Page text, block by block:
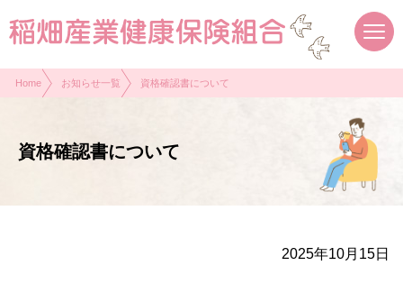
Home お知らせ一覧 資格確認書について
資格確認書について
2025年10月15日